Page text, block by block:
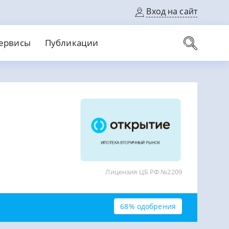
Вход на сайт
Без кредитной истории
Без справок
На длительный срок
Публикации
Лицензия ЦБ РФ №2209
68% одобрения